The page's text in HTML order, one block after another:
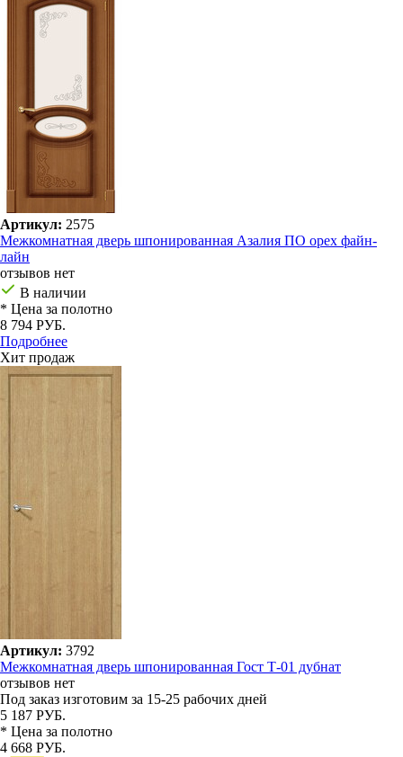
Артикул: 2575
Межкомнатная дверь шпонированная Азалия ПО орех файн-
лайн
отзывов нет
В наличии
* Цена за полотно
8 794 РУБ.
Подробнее
Хит продаж
Артикул: 3792
Межкомнатная дверь шпонированная Гост Т-01 дубнат
отзывов нет
Под заказ изготовим за 15-25 рабочих дней
5 187 РУБ.
* Цена за полотно
4 668 РУБ.